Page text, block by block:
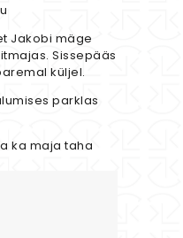
Jakobi mäge
Sissepääs
küljel.
parklas
ka maja taha